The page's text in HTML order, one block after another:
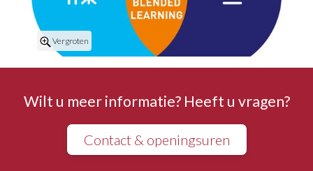
Vergroten
Wilt u meer informatie? Heeft u vragen?
Contact & openingsuren